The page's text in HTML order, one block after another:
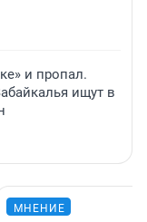
и пропал.
ищут в
МНЕНИЕ